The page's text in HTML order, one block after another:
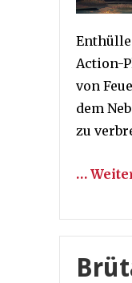
Action-
von
dem
zu
…